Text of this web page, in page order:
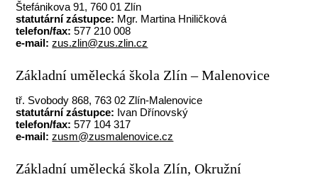
Štefánikova 91, 760 01 Zlín
statutární zástupce: Mgr. Martina Hniličková
telefon/fax: 577 210 008
e-mail: zus.zlin@zus.zlin.cz
Základní umělecká škola Zlín – Malenovice
tř. Svobody 868, 763 02 Zlín-Malenovice
statutární zástupce: Ivan Dřínovský
telefon/fax: 577 104 317
e-mail: zusm@zusmalenovice.cz
Základní umělecká škola Zlín, Okružní